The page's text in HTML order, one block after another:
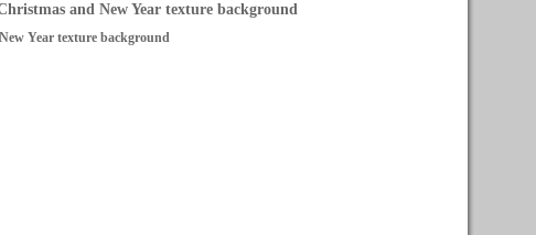
and New Year texture background
Year texture background